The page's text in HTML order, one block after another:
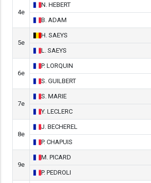
4e
N. HEBERT
B. ADAM
5e
H. SAEYS
L. SAEYS
6e
P. LORQUIN
S. GUILBERT
7e
S. MARIE
Y. LECLERC
8e
J. BECHEREL
P. CHAPUIS
9e
M. PICARD
P. PEDROLI